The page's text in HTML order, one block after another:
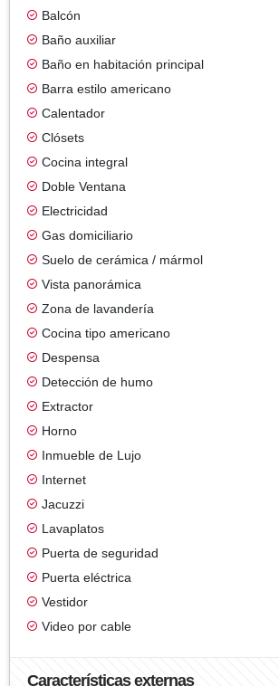
Balcón
Baño auxiliar
Baño en habitación principal
Barra estilo americano
Calentador
Clósets
Cocina integral
Doble Ventana
Electricidad
Gas domiciliario
Suelo de cerámica / mármol
Vista panorámica
Zona de lavandería
Cocina tipo americano
Despensa
Detección de humo
Extractor
Horno
Inmueble de Lujo
Internet
Jacuzzi
Lavaplatos
Puerta de seguridad
Puerta eléctrica
Vestidor
Video por cable
Características externas